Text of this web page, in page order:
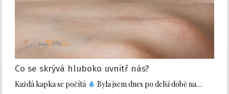
Co se skrývá hluboko uvnitř nás?
Každá kapka se počítá Byla jsem dnes po delší době na…